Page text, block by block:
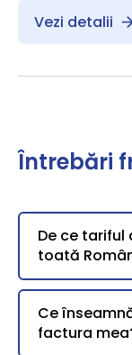
Vezi detalii
Întrebări
De ce tariful
toată
Ce
factura